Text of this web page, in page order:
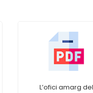
L’ofici amarg del